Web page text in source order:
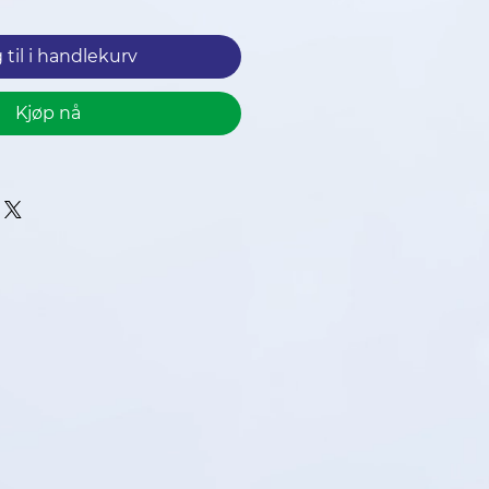
til i handlekurv
Kjøp nå